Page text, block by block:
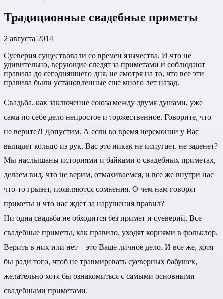
Традиционные свадебные приметы
2 августа 2014
Суеверия существовали со времен язычества. И что не
удивительно, верующие следят за приметами и соблюдают
правила до сегодняшнего дня, не смотря на то, что все эти
правила были установленные еще много лет назад.
Свадьба, как заключение союза между двумя душами, уже
сама по себе дело непростое и торжественное. Говорите, что
не верите?! Допустим. А если во время церемонии у Вас
выпадет кольцо из рук, Вас это никак не испугает, не заденет?
Мы наслышаны историями и байками о свадебных приметах,
делаем вид, что не верим, отмахиваемся, и все же внутри нас
что-то грызет, появляются сомнения. О чем нам говорят
приметы и что нас ждет за нарушения правил?
Ни одна свадьба не обходится без примет и суеверий. Все
свадебные приметы, как правило, уходят корнями в фольклор.
Верить в них или нет – это Ваше личное дело. И все же, хотя
бы ради того, чтоб не травмировать суеверных бабушек,
желательно хотя бы ознакомиться с самыми основными
свадебными приметами.